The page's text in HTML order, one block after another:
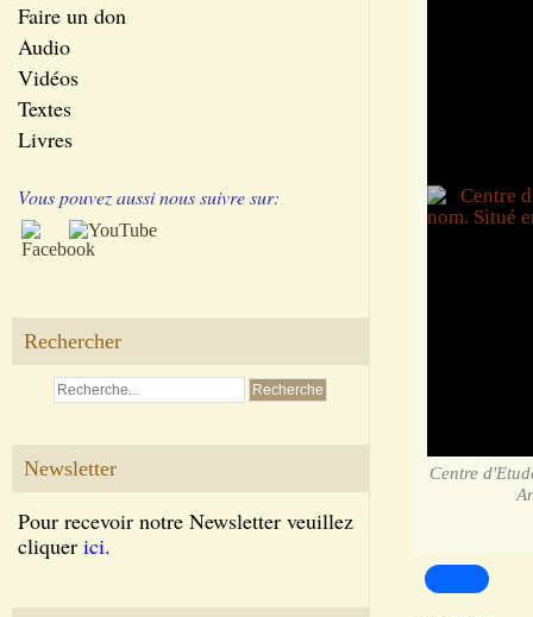
Faire un don
Audio
Vidéos
Textes
Livres
Vous pouvez aussi nous suivre sur:
Rechercher
Newsletter
Pour recevoir notre Newsletter veuillez
cliquer ici.
Centre